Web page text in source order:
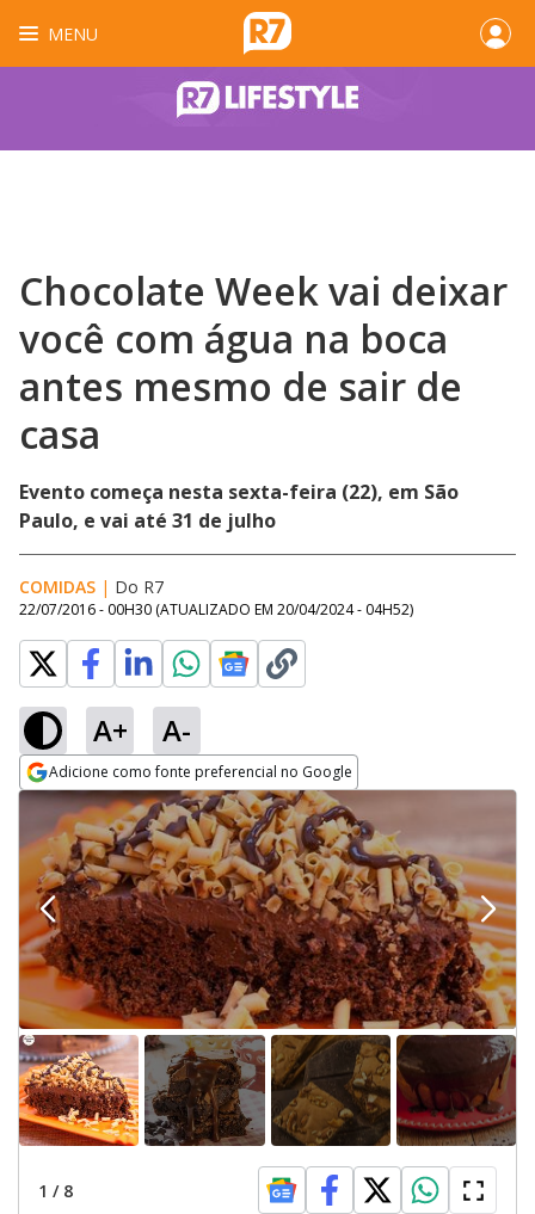
MENU
Chocolate Week vai deixar
você com água na boca
antes mesmo de sair de
casa
Evento começa nesta sexta-feira (22), em São
Paulo, e vai até 31 de julho
COMIDAS | Do R7
22/07/2016 - 00H30 (ATUALIZADO EM 20/04/2024 - 04H52)
A+ A-
Adicione como fonte preferencial no Google
Opens in new window
1 / 8